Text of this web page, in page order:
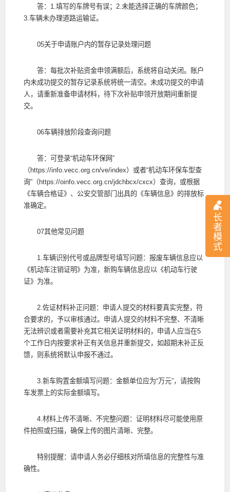
长
者
模
式
答：1.填写的车牌号有误；2.未能选择正确的车牌颜色；
3.车辆未办理道路运输证。
05关于申请账户内的暂存记录处理问题
答：每批次补贴资金申领满额后，系统将自动关闭。账户
内未成功提交的暂存记录系统将统一清空。未成功提交的申请
人，请重新准备申请材料，待下次补贴申领开放期间重新提
交。
06车辆排放阶段查询问题
答：可登录“机动车环保网”
（https://info.vecc.org.cn/ve/index）或者“机动车环保车型查
询”（https://oinfo.vecc.org.cn/jdchbcx/cxcx）查询，或根据
《车辆合格证》、公安交管部门出具的《车辆信息》的排放标
准确定。
07其他常见问题
1.车辆识别代号或品牌型号填写问题：报废车辆信息应以
《机动车注销证明》为准，新购车辆信息应以《机动车行驶
证》为准。
2.佐证材料补正问题：申请人提交的材料要真实完整，符
合要求的，予以审核通过。申请人提交的材料不完整、不清晰
无法辨识或者需要补充其它相关证明材料的，申请人应当在5
个工作日内按要求补正有关信息并重新提交，如超期未补正反
馈，则系统将默认申报不通过。
3.新车购置金额填写问题：金额单位应为“万元”，请按购
车发票上的实际金额填写。
4.材料上传不清晰、不完整问题：证明材料尽可能使用原
件拍照或扫描，确保上传的图片清晰、完整。
特别提醒：请申请人务必仔细核对所填信息的完整性与准
确性。